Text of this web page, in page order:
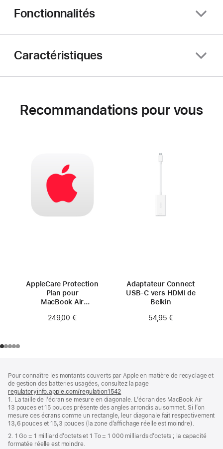
Fonctionnalités
Caractéristiques
Recommandations pour vous
AppleCare Protection
Plan pour
MacBook Air
249,00 €
Adaptateur Connect
USB-C vers HDMI de
Belkin
54,95 €
de
page
de
bas
de
page
Pour connaître les montants couverts par Apple en matière de recyclage et
de gestion des batteries usagées, consultez la page
regulatoryinfo.apple.com/regulation1542
dans
une
nouvelle
fenêtre)
1. La taille de l’écran se mesure en diagonale. L’écran des MacBook Air
13 pouces et 15 pouces présente des angles arrondis au sommet. Si l’on
mesure ces écrans comme un rectangle, leur diagonale fait respectivement
13,6 pouces et 15,3 pouces (la zone d’affichage réelle est moindre).
2. 1 Go = 1 milliard d’octets et 1 To = 1 000 milliards d’octets ; la capacité
formatée réelle est moindre.